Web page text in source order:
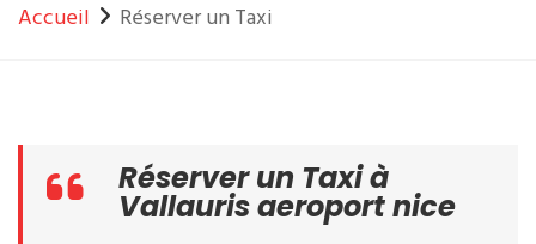
Accueil Réserver un Taxi
Réserver un Taxi à
Vallauris aeroport nice